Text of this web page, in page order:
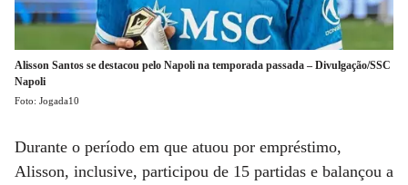
Alisson Santos se destacou pelo Napoli na temporada passada – Divulgação/SSC
Napoli
Foto: Jogada10
Durante o período em que atuou por empréstimo,
Alisson, inclusive, participou de 15 partidas e balançou a